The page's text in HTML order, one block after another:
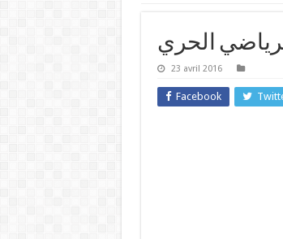
23 avril 2016
Facebook